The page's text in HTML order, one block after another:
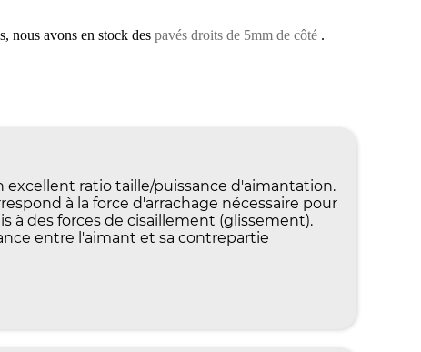
nous avons en stock despavés droits de 5mm de côté .
ratio taille/puissance d'aimantation.
à la force d'arrachage nécessaire pour
à des forces de cisaillement (glissement).
entre l'aimant et sa contrepartie